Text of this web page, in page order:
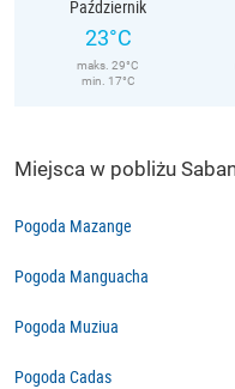
Październik
23°C
maks. 29°C
min. 17°C
Miejsca w pobliżu
Pogoda Mazange
Pogoda Manguacha
Pogoda Muziua
Pogoda Cadas